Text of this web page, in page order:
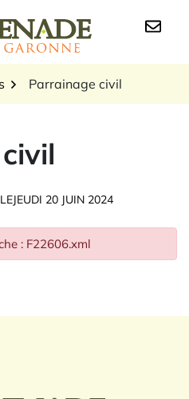
Logo Grenade sur
Parrainage civil
JEUDI 20 JUIN 2024
: F22606.xml